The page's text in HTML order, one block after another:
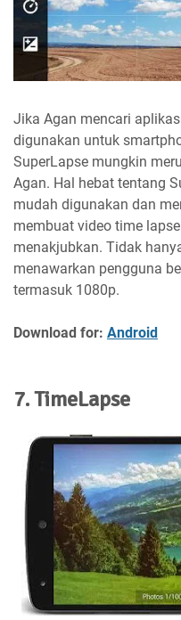
Jika Agan mencari
digunakan untuk
SuperLapse mungkin
Agan. Hal hebat tentang
mudah digunakan dan
membuat video time
menakjubkan. Tidak
menawarkan pengguna
termasuk 1080p.
Download for: Android
7. TimeLapse